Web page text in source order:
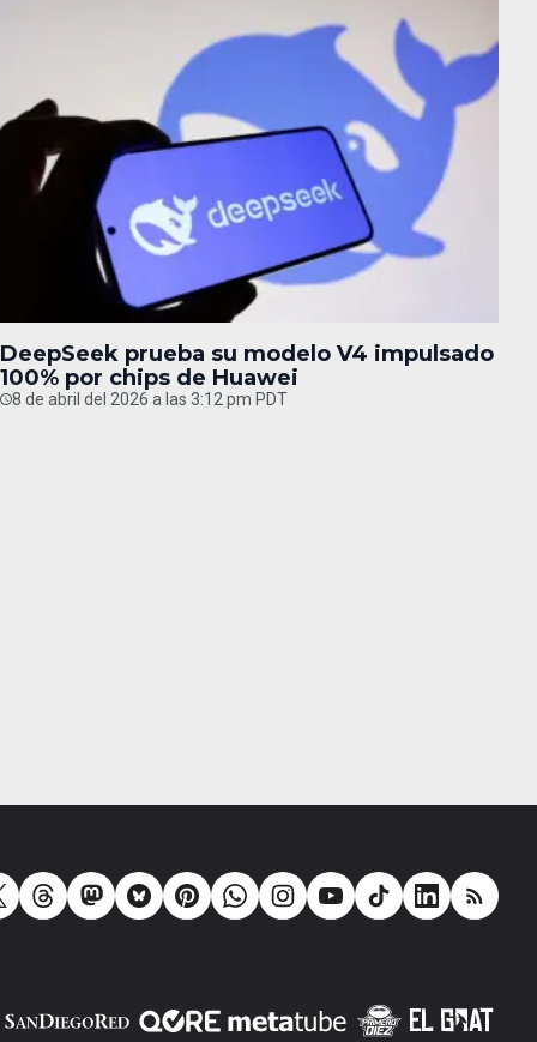
DeepSeek prueba su modelo V4 impulsado
100% por chips de Huawei
8 de abril del 2026 a las 3:12 pm PDT